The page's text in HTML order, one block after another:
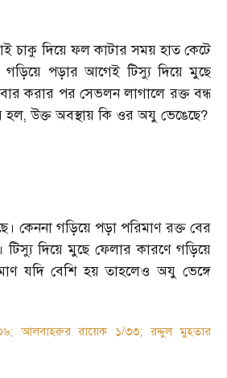
চাকু দিয়ে ফল কাটার সময় হাত কেটে
গড়িয়ে পড়ার আগেই টিস্যু দিয়ে মুছে
করার পর সেভলন লাগালে রক্ত বন্ধ
হল,উক্ত অবস্থায় কি ওর অযু ভেঙেছে?
কেননা গড়িয়ে পড়া পরিমাণ রক্ত বের
দিয়ে মুছে ফেলার কারণে গড়িয়ে
যদি বেশি হয় তাহলেও অযু ভেঙ্গে
আলবাহরুর রায়েক ১/৩৩; রদ্দুল মুহতার